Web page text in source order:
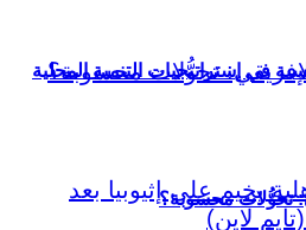
تحوُّلات محسوبة؟
في إستراتيجيات التنمية المحلية